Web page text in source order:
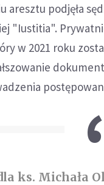
aresztu podjęła
"Iustitia".
w 2021 roku
ks. Michała